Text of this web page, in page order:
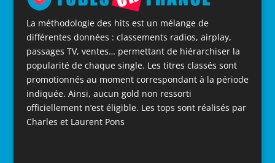
La méthodologie des hits est un mélange de
différentes données : classements radios, airplay,
passages TV, ventes… permettant de hiérarchiser la
popularité de chaque single. Les titres classés sont
promotionnés au moment correspondant à la période
indiquée. Ainsi, aucun gold non ressorti
officiellement n’est éligible. Les tops sont réalisés par
Charles et Laurent Pons